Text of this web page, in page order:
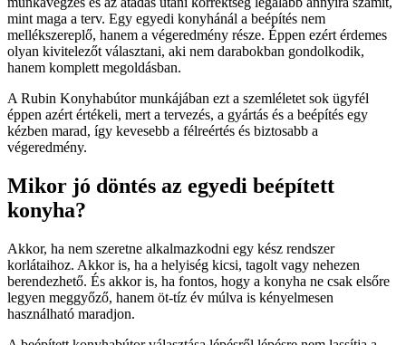
mint maga a terv. Egy egyedi konyhánál a beépítés nem
mellékszereplő, hanem a végeredmény része. Éppen ezért érdemes
olyan kivitelezőt választani, aki nem darabokban gondolkodik,
hanem komplett megoldásban.
A Rubin Konyhabútor munkájában ezt a szemléletet sok ügyfél
éppen azért értékeli, mert a tervezés, a gyártás és a beépítés egy
kézben marad, így kevesebb a félreértés és biztosabb a
végeredmény.
Mikor jó döntés az egyedi beépített
konyha?
Akkor, ha nem szeretne alkalmazkodni egy kész rendszer
korlátaihoz. Akkor is, ha a helyiség kicsi, tagolt vagy nehezen
berendezhető. És akkor is, ha fontos, hogy a konyha ne csak elsőre
legyen meggyőző, hanem öt-tíz év múlva is kényelmesen
használható maradjon.